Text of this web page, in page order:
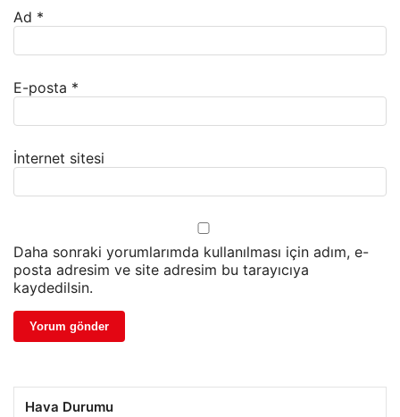
Ad *
E-posta *
İnternet sitesi
Daha sonraki yorumlarımda kullanılması için adım, e-
posta adresim ve site adresim bu tarayıcıya
kaydedilsin.
Hava Durumu